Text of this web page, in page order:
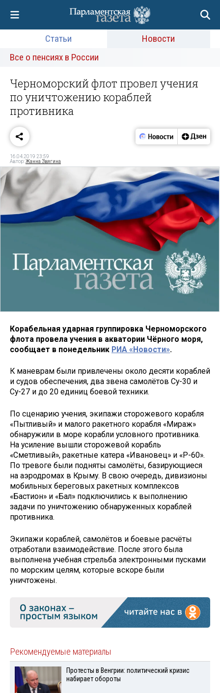
Статьи
Новости
Все о пенсиях в России
Черноморский флот провел учения
по уничтожению кораблей
противника
16.04.2019 23:59
Автор:Жанна Звягина
Корабельная ударная группировка Черноморского
флота провела учения в акватории Чёрного моря,
сообщает в понедельник РИА «Новости».
К маневрам были привлечены около десяти кораблей
и судов обеспечения, два звена самолётов Су-30 и
Су-27 и до 20 единиц боевой техники.
По сценарию учения, экипажи сторожевого корабля
«Пытливый» и малого ракетного корабля «Мираж»
обнаружили в море корабли условного противника.
На усиление вышли сторожевой корабль
«Сметливый», ракетные катера «Ивановец» и «Р-60».
По тревоге были подняты самолёты, базирующиеся
на аэродромах в Крыму. В свою очередь, дивизионы
мобильных береговых ракетных комплексов
«Бастион» и «Бал» подключились к выполнению
задачи по уничтожению обнаруженных кораблей
противника.
Экипажи кораблей, самолётов и боевые расчёты
отработали взаимодействие. После этого была
выполнена учебная стрельба электронными пусками
по морским целям, которые вскоре были
уничтожены.
Рекомендуемые материалы
Протесты в Венгрии: политический кризис
набирает обороты